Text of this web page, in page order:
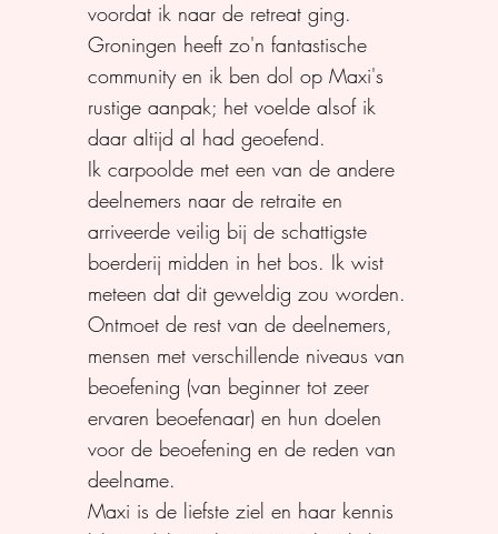
voordat ik naar de retreat ging.
Groningen heeft zo'n fantastische
community en ik ben dol op Maxi's
rustige aanpak; het voelde alsof ik
daar altijd al had geoefend.
Ik carpoolde met een van de andere
deelnemers naar de retraite en
arriveerde veilig bij de schattigste
boerderij midden in het bos. Ik wist
meteen dat dit geweldig zou worden.
Ontmoet de rest van de deelnemers,
mensen met verschillende niveaus van
beoefening (van beginner tot zeer
ervaren beoefenaar) en hun doelen
voor de beoefening en de reden van
deelname.
Maxi is de liefste ziel en haar kennis